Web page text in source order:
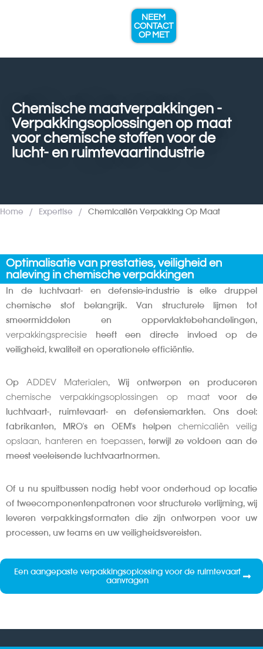
NEEM
CONTACT
OP MET
Chemische maatverpakkingen -
Verpakkingsoplossingen op maat
voor chemische stoffen voor de
lucht- en ruimtevaartindustrie
Home / Expertise / Chemicaliën Verpakking Op Maat
Optimalisatie van prestaties, veiligheid en
naleving in chemische verpakkingen
In de luchtvaart- en defensie-industrie is elke druppel
chemische stof belangrijk. Van structurele lijmen tot
smeermiddelen en oppervlaktebehandelingen,
verpakkingsprecisie heeft een directe invloed op de
veiligheid, kwaliteit en operationele efficiëntie.
OpADDEV Materialen, Wij ontwerpen en produceren
chemische verpakkingsoplossingen op maatvoor de
luchtvaart-, ruimtevaart- en defensiemarkten. Ons doel:
fabrikanten, MRO's en OEM's helpenchemicaliën veilig
opslaan, hanteren en toepassen, terwijl ze voldoen aan de
meest veeleisende luchtvaartnormen.
Of u nu spuitbussen nodig hebt voor onderhoud op locatie
of tweecomponentenpatronen voor structurele verlijming, wij
leveren verpakkingsformaten die zijn ontworpen voor uw
processen, uw teams en uw veiligheidsvereisten.
Een aangepaste verpakkingsoplossing voor de ruimtevaart
aanvragen